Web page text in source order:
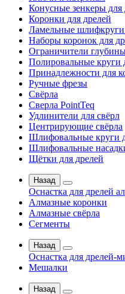
Конусные зенкеры для
Коронки для дрелей
Ламельные шлифкруги
Наборы коронок для
Ограничители
Полировальные круги
Принадлежности для
Ручные фрезы
Свёрла
Сверла PointTeq
Удлинители для свёрл
Центрирующие свёрла
Шлифовальные круги
Шлифовальные
Щётки для дрелей
Назад
Оснастка для дрелей
Алмазные коронки
Алмазные свёрла
Сегменты
Назад
Оснастка для дрелей-
Мешалки
Назад